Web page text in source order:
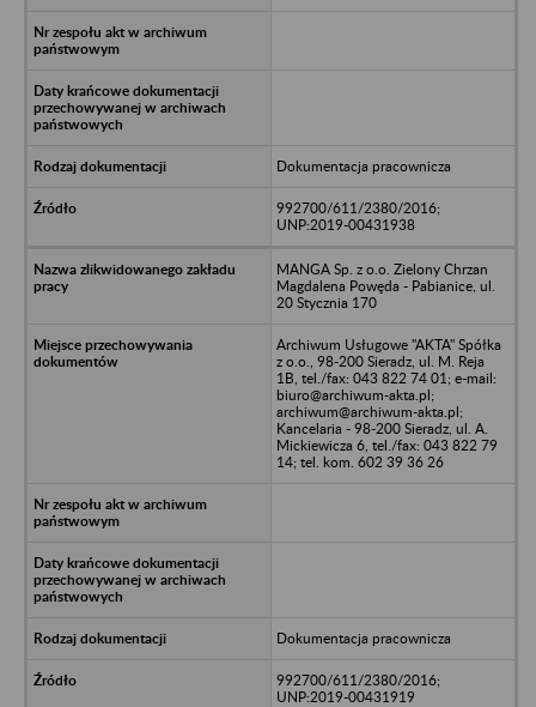
Dokumentacja pracownicza
992700/611/2380/2016;
UNP:2019-00431938
MANGA Sp. z o.o. Zielony Chrzan
Magdalena Powęda - Pabianice, ul.
20 Stycznia 170
Archiwum Usługowe "AKTA" Spółka
z o.o., 98-200 Sieradz, ul. M. Reja
1B, tel./fax: 043 822 74 01; e-mail:
biuro@archiwum-akta.pl;
archiwum@archiwum-akta.pl;
Kancelaria - 98-200 Sieradz, ul. A.
Mickiewicza 6, tel./fax: 043 822 79
14; tel. kom. 602 39 36 26
Dokumentacja pracownicza
992700/611/2380/2016;
UNP:2019-00431919